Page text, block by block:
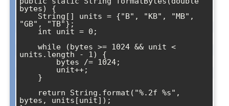
bytes) {
"GB", "TB"};
units.length - 1) {
bytes, units[unit]);